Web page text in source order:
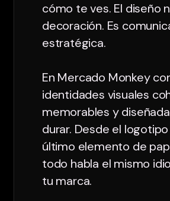
cómo te ves. El diseño
decoración. Es
estratégica.
En Mercado Monkey
identidades visuales
memorables y
durar. Desde el
último elemento de
todo habla el mismo
tu marca.